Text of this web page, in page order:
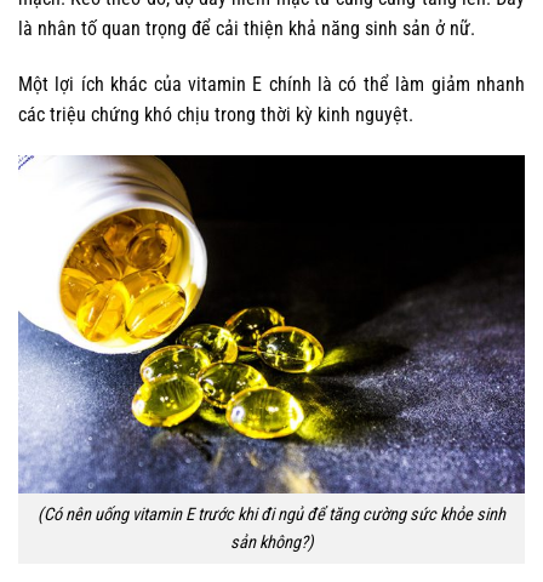
là nhân tố quan trọng để cải thiện khả năng sinh sản ở nữ.
Một lợi ích khác của vitamin E chính là có thể làm giảm nhanh
các triệu chứng khó chịu trong thời kỳ kinh nguyệt.
(Có nên uống vitamin E trước khi đi ngủ để tăng cường sức khỏe sinh
sản không?)